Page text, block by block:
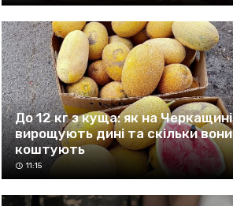
До 12 кг з куща: як на Черкащині
вирощують дині та скільки вони
коштують
11:15